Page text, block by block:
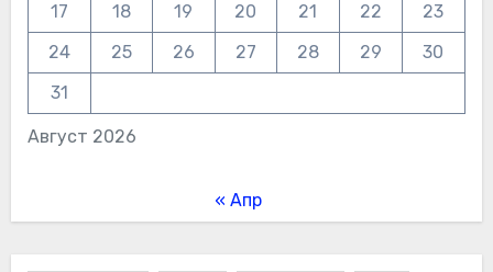
Август 2026
17
18 19 20 21 22
23
24
25 26 27 28 29
30
31
« Апр